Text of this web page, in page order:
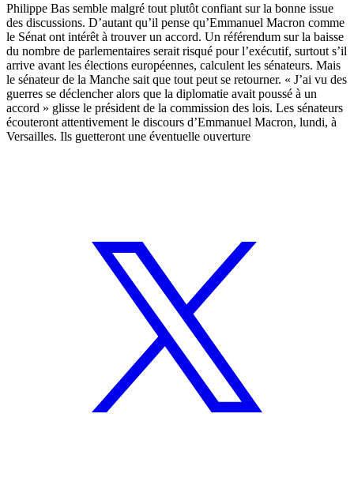
Philippe Bas semble malgré tout plutôt confiant sur la bonne issue
des discussions. D’autant qu’il pense qu’Emmanuel Macron comme
le Sénat ont intérêt à trouver un accord. Un référendum sur la baisse
du nombre de parlementaires serait risqué pour l’exécutif, surtout s’il
arrive avant les élections européennes, calculent les sénateurs. Mais
le sénateur de la Manche sait que tout peut se retourner. « J’ai vu des
guerres se déclencher alors que la diplomatie avait poussé à un
accord » glisse le président de la commission des lois. Les sénateurs
écouteront attentivement le discours d’Emmanuel Macron, lundi, à
Versailles. Ils guetteront une éventuelle ouverture